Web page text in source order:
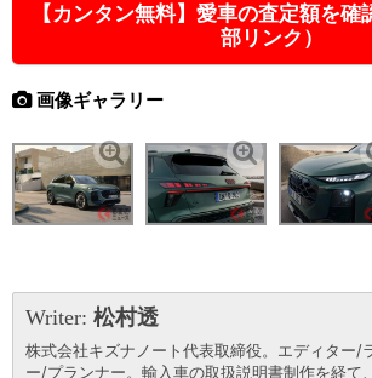
【カンタン無料】愛車の査定額を確
部リンク）
画像ギャラリー
Writer: 松村透
株式会社キズナノート代表取締役。エディター/
ー/プランナー。輸入車の取扱説明書制作を経て